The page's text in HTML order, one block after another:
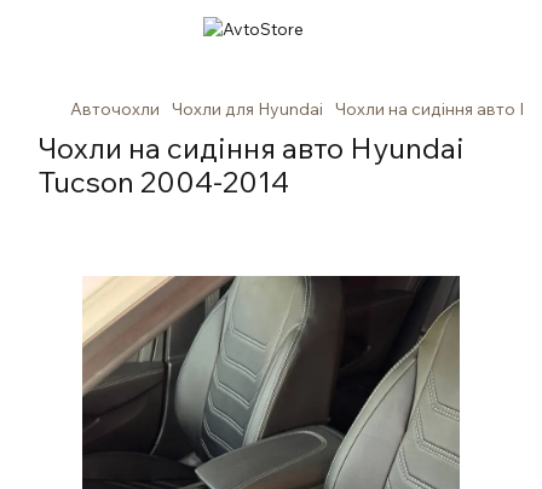
Авточохли Чохли для Hyundai Чохли на сидіння авто
Чохли на сидіння авто Hyundai
Tucson 2004-2014